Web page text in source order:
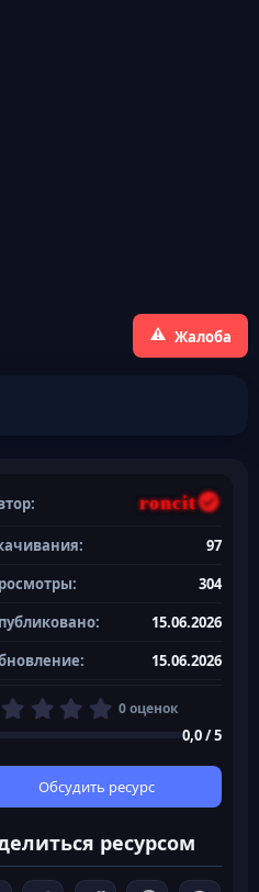
Жалоба
roncit
97
304
15.06.2026
15.06.2026
0
0
з
в
ё
з
д
0 оценок
0,0 / 5
Обсудить ресурс
ресурсом